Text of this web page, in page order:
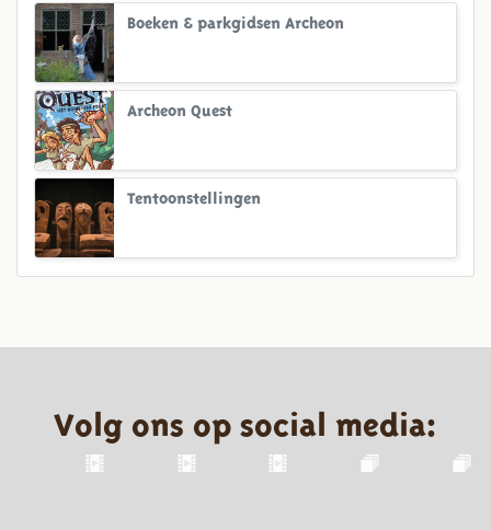
Boeken & parkgidsen Archeon
Archeon Quest
Tentoonstellingen
Volg ons op social media: